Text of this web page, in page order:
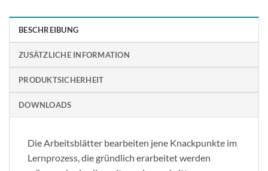
BESCHREIBUNG
ZUSÄTZLICHE INFORMATION
PRODUKTSICHERHEIT
DOWNLOADS
Die Arbeitsblätter bearbeiten jene Knackpunkte im
Lernprozess, die gründlich erarbeitet werden